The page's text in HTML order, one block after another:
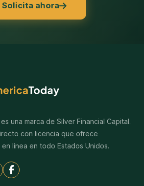
Solicita ahora
una marca de Silver Financial Capital.
con licencia que ofrece
línea en todo Estados Unidos.